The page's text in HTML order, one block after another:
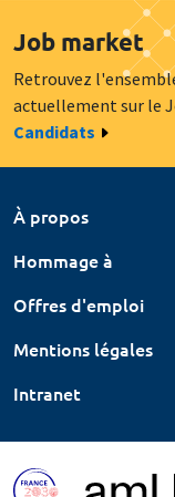
Job market
Retrouvez
actuellement sur le
Candidats
À propos
Hommage à
Offres d'emploi
Mentions légales
Intranet